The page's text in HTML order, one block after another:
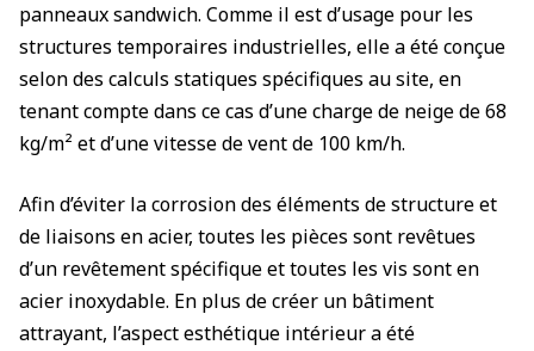
panneaux sandwich. Comme il est d’usage pour les
structures temporaires industrielles, elle a été conçue
selon des calculs statiques spécifiques au site, en
tenant compte dans ce cas d’une charge de neige de 68
kg/m² et d’une vitesse de vent de 100 km/h.
Afin d’éviter la corrosion des éléments de structure et
de liaisons en acier, toutes les pièces sont revêtues
d’un revêtement spécifique et toutes les vis sont en
acier inoxydable. En plus de créer un bâtiment
attrayant, l’aspect esthétique intérieur a été